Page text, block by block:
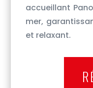
accueillant
mer,
et relaxant.